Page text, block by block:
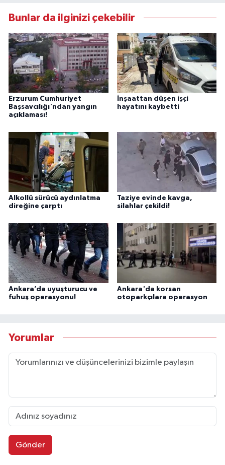
Bunlar da ilginizi çekebilir
Erzurum Cumhuriyet
Başsavcılığı'ndan yangın
açıklaması!
İnşaattan düşen işçi
hayatını kaybetti
Alkollü sürücü aydınlatma
direğine çarptı
Taziye evinde kavga,
silahlar çekildi!
Ankara’da uyuşturucu ve
fuhuş operasyonu!
Ankara'da korsan
otoparkçılara operasyon
Yorumlar
Gönder